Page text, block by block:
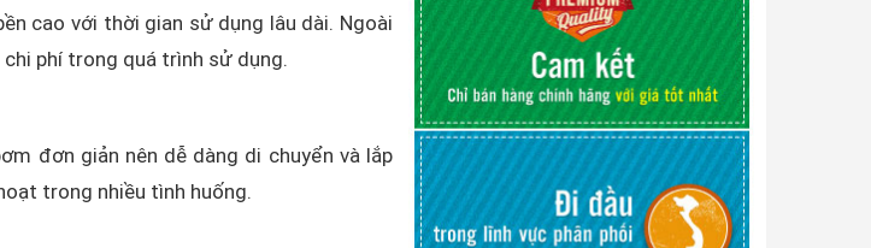
cao với thời gian sử dụng lâu dài. Ngoài
phí trong quá trình sử dụng.
đơn giản nên dễ dàng di chuyển và lắp
trong nhiều tình huống.